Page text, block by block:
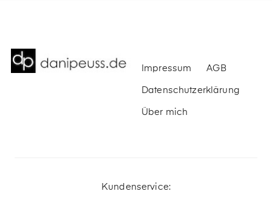
Impressum AGB
Datenschutzerklärung
Über mich
Kundenservice: